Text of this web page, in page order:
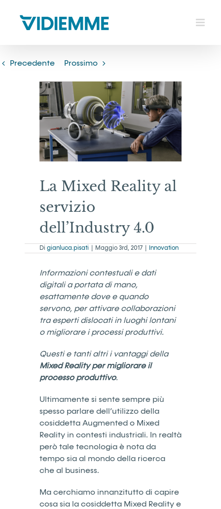
contenuto
Precedente Prossimo
Ingrandisci
immagine
La Mixed Reality al
servizio
dell’Industry 4.0
Di gianluca.pisati Maggio 3rd, 2017 Innovation
Informazioni contestuali e dati
digitali a portata di mano,
esattamente dove e quando
servono, per attivare collaborazioni
tra esperti dislocati in luoghi lontani
o migliorare i processi produttivi.
Questi e tanti altri i vantaggi della
Mixed Reality per migliorare il
processo produttivo.
Ultimamente si sente sempre più
spesso parlare dell’utilizzo della
cosiddetta Augmented o Mixed
Reality in contesti industriali. In realtà
però tale tecnologia è nota da
tempo sia al mondo della ricerca
che al business.
Ma cerchiamo innanzitutto di capire
cosa sia la cosiddetta Mixed Reality e